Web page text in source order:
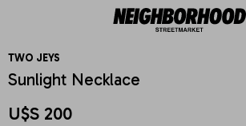
TWO JEYS
Sunlight Necklace
U$S 200